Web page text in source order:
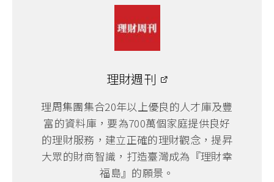
理財週刊
理周集團集合20年以上優良的人才庫及豐
富的資料庫，要為700萬個家庭提供良好
的理財服務，建立正確的理財觀念，提昇
大眾的財商智識，打造臺灣成為『理財幸
福島』的願景。